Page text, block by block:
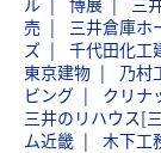
売
三井倉庫ホ
ズ
千代田化工
東京建物
乃村
ビング
クリナ
三井のリハウス[
ム近畿
木下工